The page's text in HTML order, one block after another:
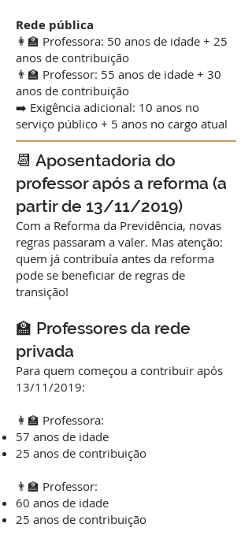
Rede pública
👩‍🏫 Professora: 50 anos de idade + 25
anos de contribuição
👨‍🏫 Professor: 55 anos de idade + 30
anos de contribuição
➡️ Exigência adicional: 10 anos no
serviço público + 5 anos no cargo atual
📆 Aposentadoria do
professor após a reforma (a
partir de 13/11/2019)
Com a Reforma da Previdência, novas
regras passaram a valer. Mas atenção:
quem já contribuía antes da reforma
pode se beneficiar de regras de
transição!
🏫 Professores da rede
privada
Para quem começou a contribuir após
13/11/2019:
👩‍🏫 Professora:
57 anos de idade
25 anos de contribuição
👨‍🏫 Professor:
60 anos de idade
25 anos de contribuição